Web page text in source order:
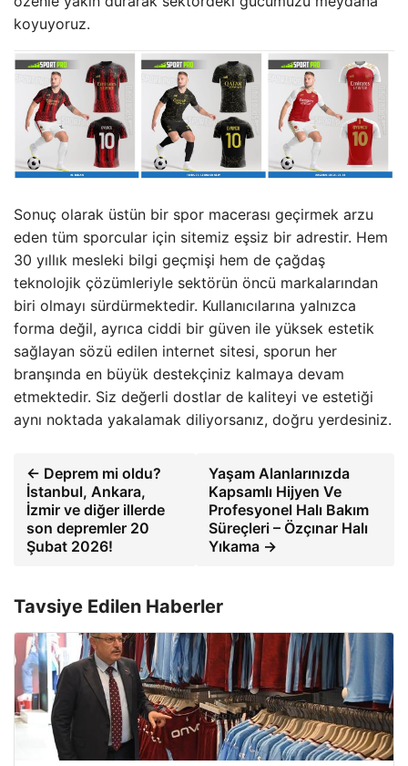
koyuyoruz.
Sonuç olarak üstün bir spor macerası geçirmek arzu
eden tüm sporcular için sitemiz eşsiz bir adrestir. Hem
30 yıllık mesleki bilgi geçmişi hem de çağdaş
teknolojik çözümleriyle sektörün öncü markalarından
biri olmayı sürdürmektedir. Kullanıcılarına yalnızca
forma değil, ayrıca ciddi bir güven ile yüksek estetik
sağlayan sözü edilen internet sitesi, sporun her
branşında en büyük destekçiniz kalmaya devam
etmektedir. Siz değerli dostlar de kaliteyi ve estetiği
aynı noktada yakalamak diliyorsanız, doğru yerdesiniz.
← Deprem mi oldu?
İstanbul, Ankara,
İzmir ve diğer illerde
son depremler 20
Şubat 2026!
Yaşam Alanlarınızda
Kapsamlı Hijyen Ve
Profesyonel Halı Bakım
Süreçleri – Özçınar Halı
Yıkama →
Tavsiye Edilen Haberler